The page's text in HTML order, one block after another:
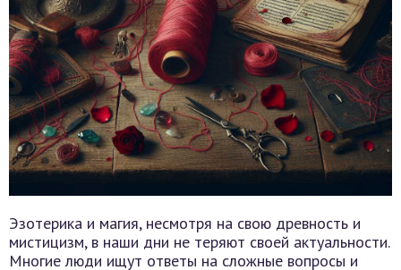
Эзотерика и магия, несмотря на свою древность и
мистицизм, в наши дни не теряют своей актуальности.
Многие люди ищут ответы на сложные вопросы и